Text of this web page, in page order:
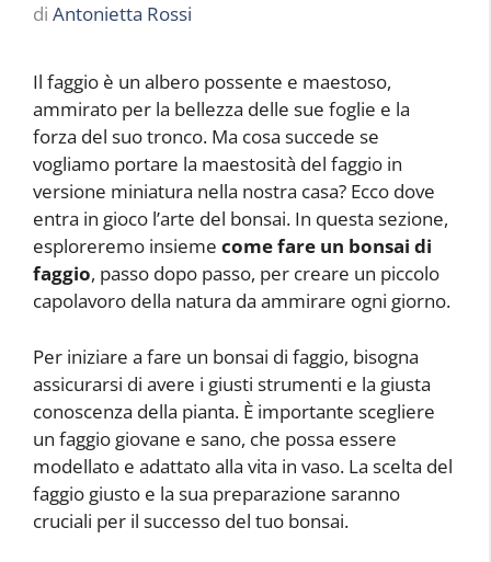
di Antonietta Rossi
Il faggio è un albero possente e maestoso,
ammirato per la bellezza delle sue foglie e la
forza del suo tronco. Ma cosa succede se
vogliamo portare la maestosità del faggio in
versione miniatura nella nostra casa? Ecco dove
entra in gioco l’arte del bonsai. In questa sezione,
esploreremo insieme come fare un bonsai di
faggio, passo dopo passo, per creare un piccolo
capolavoro della natura da ammirare ogni giorno.
Per iniziare a fare un bonsai di faggio, bisogna
assicurarsi di avere i giusti strumenti e la giusta
conoscenza della pianta. È importante scegliere
un faggio giovane e sano, che possa essere
modellato e adattato alla vita in vaso. La scelta del
faggio giusto e la sua preparazione saranno
cruciali per il successo del tuo bonsai.